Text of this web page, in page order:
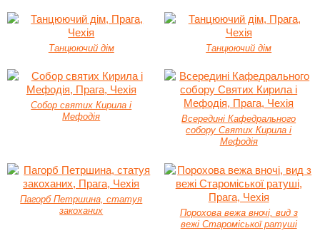
Танцюючий дім Танцюючий дім
Собор святих Кирила і
Мефодія
Всередині Кафедрального
собору Святих Кирила і
Мефодія
Пагорб Петршина, статуя
закоханих
Порохова вежа вночі, вид з
вежі Староміської ратуші